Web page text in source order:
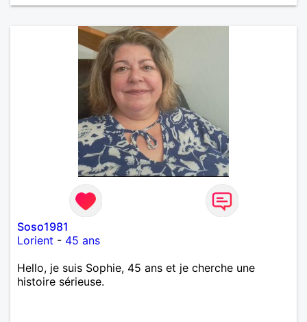
Soso1981
Lorient - 45 ans
Hello, je suis Sophie, 45 ans et je cherche une
histoire sérieuse.